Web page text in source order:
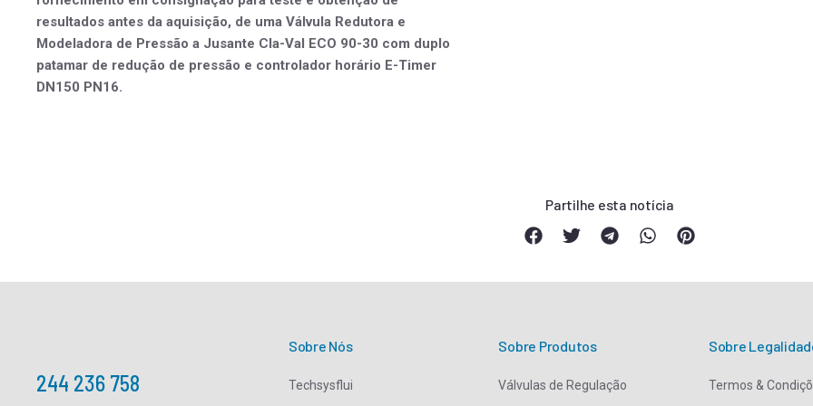
resultados antes da aquisição, de uma Válvula Redutora e
Modeladora de Pressão a Jusante Cla-Val ECO 90-30 com duplo
patamar de redução de pressão e controlador horário E-Timer
DN150 PN16.
Partilhe esta notícia
244 236 758
Sobre Nós
Techsysflui
Sobre Produtos
Válvulas de Regulação
Sobre
Termos &